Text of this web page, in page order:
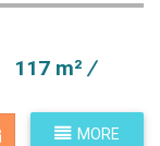
117 m² /
MORE